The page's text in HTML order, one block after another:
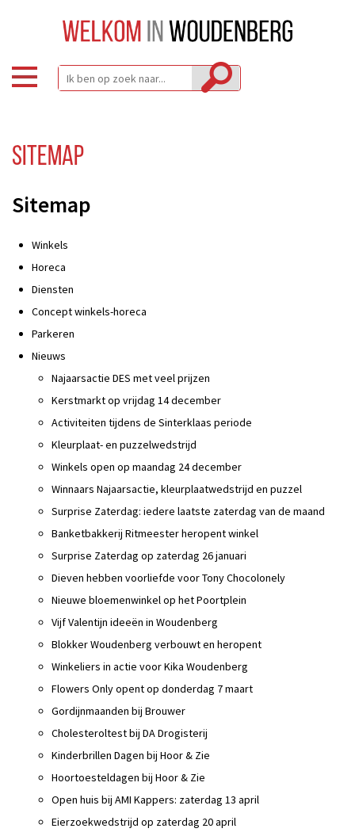
Sitemap
Sitemap
Winkels
Horeca
Diensten
Concept winkels-horeca
Parkeren
Nieuws
Najaarsactie DES met veel prijzen
Kerstmarkt op vrijdag 14 december
Activiteiten tijdens de Sinterklaas periode
Kleurplaat- en puzzelwedstrijd
Winkels open op maandag 24 december
Winnaars Najaarsactie, kleurplaatwedstrijd en puzzel
Surprise Zaterdag: iedere laatste zaterdag van de maand
Banketbakkerij Ritmeester heropent winkel
Surprise Zaterdag op zaterdag 26 januari
Dieven hebben voorliefde voor Tony Chocolonely
Nieuwe bloemenwinkel op het Poortplein
Vijf Valentijn ideeën in Woudenberg
Blokker Woudenberg verbouwt en heropent
Winkeliers in actie voor Kika Woudenberg
Flowers Only opent op donderdag 7 maart
Gordijnmaanden bij Brouwer
Cholesteroltest bij DA Drogisterij
Kinderbrillen Dagen bij Hoor & Zie
Hoortoesteldagen bij Hoor & Zie
Open huis bij AMI Kappers: zaterdag 13 april
Eierzoekwedstrijd op zaterdag 20 april